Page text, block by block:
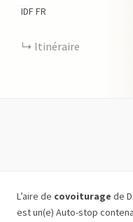
IDF FR
Itinéraire
L’aire de covoiturage de
est un(e) Auto-stop